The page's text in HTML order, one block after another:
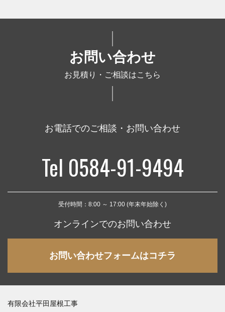
お問い合わせ
お見積り・ご相談はこちら
お電話でのご相談・お問い合わせ
Tel 0584-91-9494
受付時間：8:00 ～ 17:00 (年末年始除く)
オンラインでのお問い合わせ
お問い合わせフォームはコチラ
有限会社平田屋根工事